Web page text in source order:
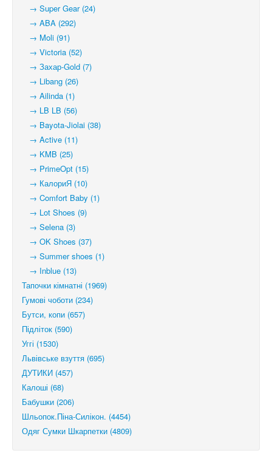
→ Super Gear (24)
→ ABA (292)
→ Moli (91)
→ Victoria (52)
→ Захар-Gold (7)
→ Libang (26)
→ Ailinda (1)
→ LB LB (56)
→ Bayota-Jiolai (38)
→ Active (11)
→ KMB (25)
→ PrimeOpt (15)
→ КалориЯ (10)
→ Comfort Baby (1)
→ Lot Shoes (9)
→ Selena (3)
→ OK Shoes (37)
→ Summer shoes (1)
→ Inblue (13)
Тапочки кімнатні (1969)
Гумові чоботи (234)
Бутси, копи (657)
Підліток (590)
Уггі (1530)
Львівське взуття (695)
ДУТИКИ (457)
Калоші (68)
Бабушки (206)
Шльопок.Піна-Силікон. (4454)
Одяг Сумки Шкарпетки (4809)